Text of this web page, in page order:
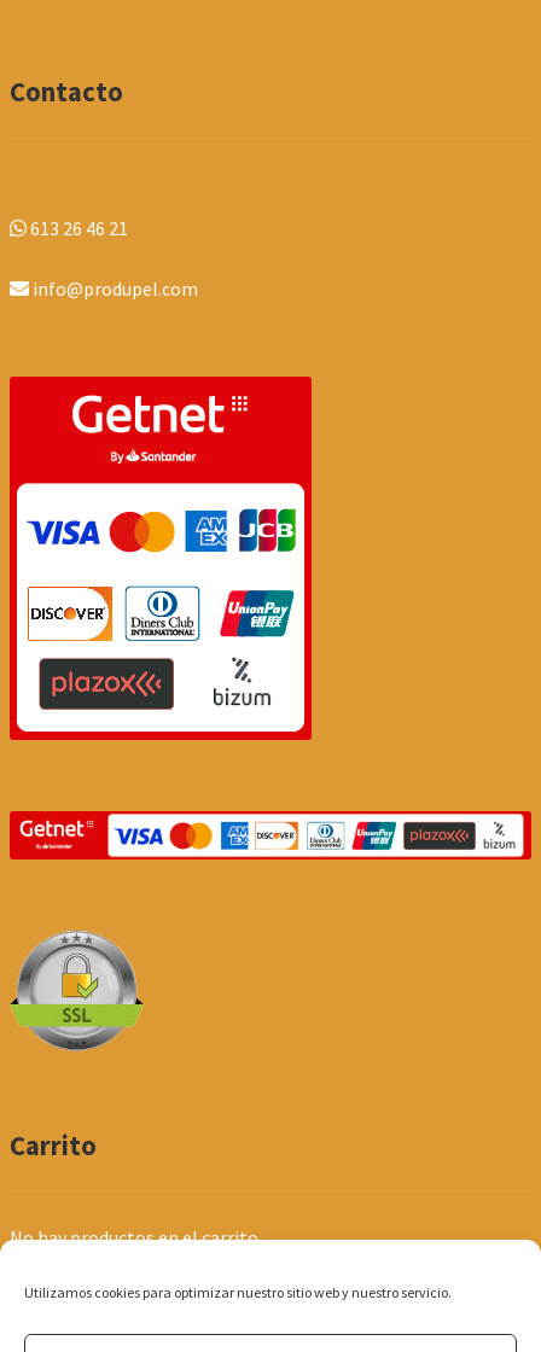
Utilizamos cookies para optimizar nuestro sitio web y nuestro servicio.
Contacto
613 26 46 21
info@produpel.com
Carrito
No hay productos en el carrito.